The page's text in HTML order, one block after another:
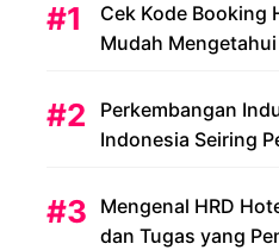
Cek Kode Booking
Mudah
Perkembangan
Indonesia Seiring
Mengenal HRD
dan Tugas yang